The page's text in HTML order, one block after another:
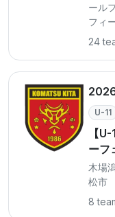
ール
フィ
24
U-11
【
ーフ
木場
松市
8